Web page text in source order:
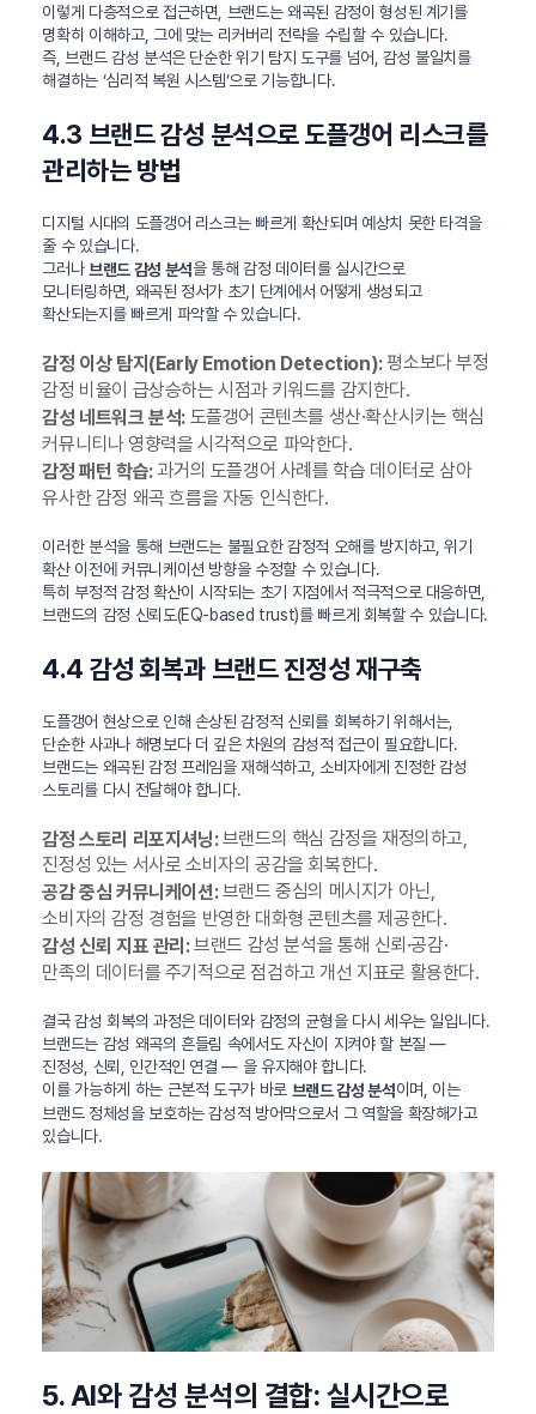
이렇게 다층적으로 접근하면, 브랜드는 왜곡된 감정이 형성된 계기를
명확히 이해하고, 그에 맞는 리커버리 전략을 수립할 수 있습니다.
즉, 브랜드 감성 분석은 단순한 위기 탐지 도구를 넘어, 감성 불일치를
해결하는 ‘심리적 복원 시스템’으로 기능합니다.
4.3 브랜드 감성 분석으로 도플갱어 리스크를
관리하는 방법
디지털 시대의 도플갱어 리스크는 빠르게 확산되며 예상치 못한 타격을
줄 수 있습니다.
그러나브랜드 감성 분석을 통해 감정 데이터를 실시간으로
모니터링하면, 왜곡된 정서가 초기 단계에서 어떻게 생성되고
확산되는지를 빠르게 파악할 수 있습니다.
감정 이상 탐지(Early Emotion Detection):평소보다 부정
감정 비율이 급상승하는 시점과 키워드를 감지한다.
감성 네트워크 분석:도플갱어 콘텐츠를 생산·확산시키는 핵심
커뮤니티나 영향력을 시각적으로 파악한다.
감정 패턴 학습:과거의 도플갱어 사례를 학습 데이터로 삼아
유사한 감정 왜곡 흐름을 자동 인식한다.
이러한 분석을 통해 브랜드는 불필요한 감정적 오해를 방지하고, 위기
확산 이전에 커뮤니케이션 방향을 수정할 수 있습니다.
특히 부정적 감정 확산이 시작되는 초기 지점에서 적극적으로 대응하면,
브랜드의 감정 신뢰도(EQ-based trust)를 빠르게 회복할 수 있습니다.
4.4 감성 회복과 브랜드 진정성 재구축
도플갱어 현상으로 인해 손상된 감정적 신뢰를 회복하기 위해서는,
단순한 사과나 해명보다 더 깊은 차원의 감성적 접근이 필요합니다.
브랜드는 왜곡된 감정 프레임을 재해석하고, 소비자에게 진정한 감성
스토리를 다시 전달해야 합니다.
감정 스토리 리포지셔닝:브랜드의 핵심 감정을 재정의하고,
진정성 있는 서사로 소비자의 공감을 회복한다.
공감 중심 커뮤니케이션:브랜드 중심의 메시지가 아닌,
소비자의 감정 경험을 반영한 대화형 콘텐츠를 제공한다.
감성 신뢰 지표 관리:브랜드 감성 분석을 통해 신뢰·공감·
만족의 데이터를 주기적으로 점검하고 개선 지표로 활용한다.
결국 감성 회복의 과정은 데이터와 감정의 균형을 다시 세우는 일입니다.
브랜드는 감성 왜곡의 흔들림 속에서도 자신이 지켜야 할 본질 —
진정성, 신뢰, 인간적인 연결 — 을 유지해야 합니다.
이를 가능하게 하는 근본적 도구가 바로 브랜드 감성 분석이며, 이는
브랜드 정체성을 보호하는 감성적 방어막으로서 그 역할을 확장해가고
있습니다.
5. AI와 감성 분석의 결합: 실시간으로